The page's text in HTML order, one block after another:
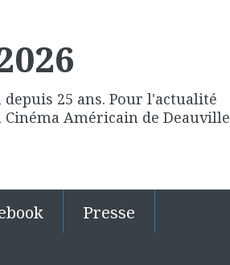
25 ans. Pour l'actualité
Américain de Deauville
Presse